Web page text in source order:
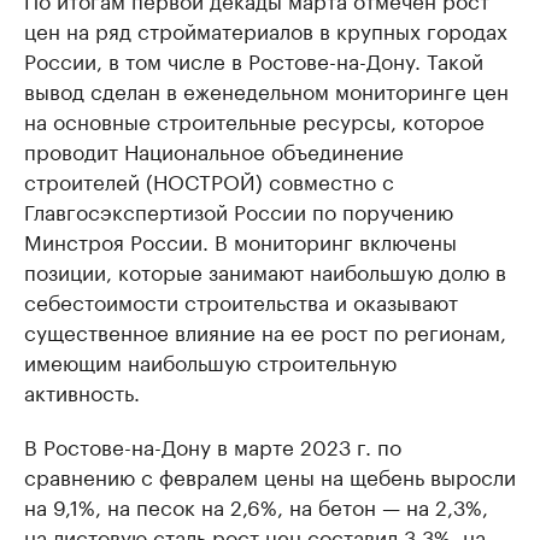
цен на ряд стройматериалов в крупных городах
России, в том числе в Ростове-на-Дону. Такой
вывод сделан в еженедельном мониторинге цен
на основные строительные ресурсы, которое
проводит Национальное объединение
строителей (НОСТРОЙ) совместно с
Главгосэкспертизой России по поручению
Минстроя России. В мониторинг включены
позиции, которые занимают наибольшую долю в
себестоимости строительства и оказывают
существенное влияние на ее рост по регионам,
имеющим наибольшую строительную
активность.
В Ростове-на-Дону в марте 2023 г. по
сравнению с февралем цены на щебень выросли
на 9,1%, на песок на 2,6%, на бетон — на 2,3%,